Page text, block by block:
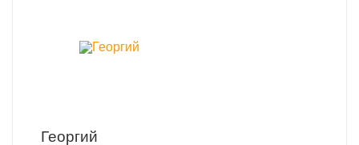
Георгий